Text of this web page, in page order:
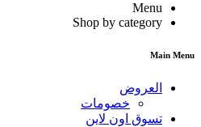
Menu
Shop by category
Main Menu
العروض
خصومات
تسوق اون لاين